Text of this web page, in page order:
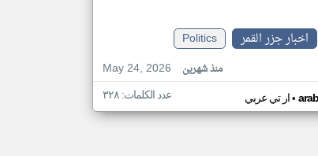
اخبار جزر القمر
Politics
May 24, 2026
منذ شهرين
ار تي عربي• عدد الكلمات: ٣٢٨